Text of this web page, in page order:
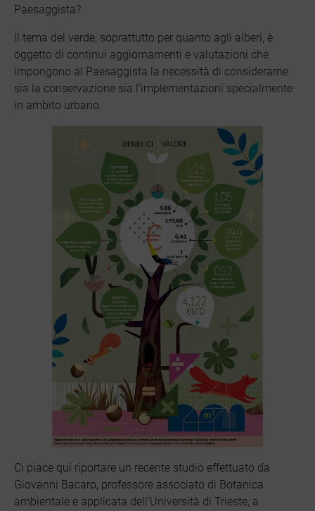
Paesaggista?
Il tema del verde, soprattutto per quanto agli alberi, è
oggetto di continui aggiornamenti e valutazioni che
impongono al Paesaggista la necessità di considerarne
sia la conservazione sia l’implementazioni specialmente
in ambito urbano.
Ci piace qui riportare un recente studio effettuato da
Giovanni Bacaro, professore associato di Botanica
ambientale e applicata dell’Università di Trieste, a